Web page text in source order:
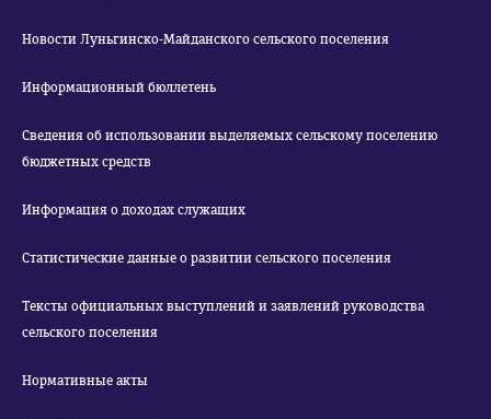
Новости Луньгинско-Майданского сельского поселения
Информационный бюллетень
Сведения об использовании выделяемых сельскому поселению
бюджетных средств
Информация о доходах служащих
Статистические данные о развитии сельского поселения
Тексты официальных выступлений и заявлений руководства
сельского поселения
Нормативные акты